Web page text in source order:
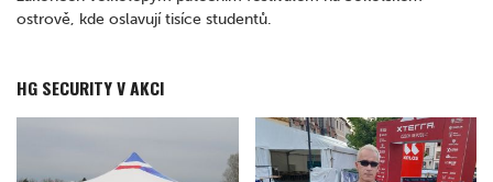
ostrově, kde oslavují tisíce studentů.
HG SECURITY V AKCI